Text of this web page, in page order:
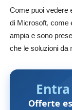
Come puoi vedere
di Microsoft, come
ampia e sono
che le soluzioni da
Offerte